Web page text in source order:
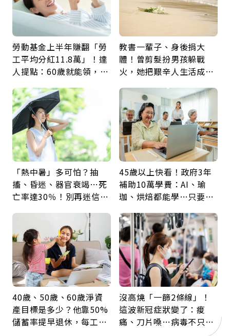
勞動基金上半年賺翻「勞
工平均分紅11.8萬」！達
人提點：60歲就能領，重
教書一輩子、身後捐大
體！曾剪髮扮男孩躲戰
火，她把艱辛人生活成風
「熱中暑」多可怕？抽
搐、昏迷、器官衰竭…死
亡率達30％！別再迷信
45歲以上快看！政府3年
補助10萬學費：AI、瑜
珈、烘焙都能學…只要願
40歲、50歲、60歲淨資
產目標是多少？他靠50%
儲蓄率提早退休，每工作
沒高燒「一篩2條線」！
這波新冠症狀變了：痠
痛、刀片嗓…病毒不只攻